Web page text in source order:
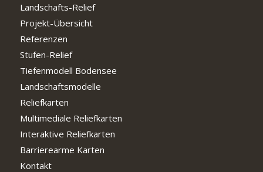
Landschafts-Relief
Projekt-Übersicht
Referenzen
Stufen-Relief
Tiefenmodell Bodensee
Landschaftsmodelle
Reliefkarten
Multimediale Reliefkarten
Interaktive Reliefkarten
Barrierearme Karten
Kontakt